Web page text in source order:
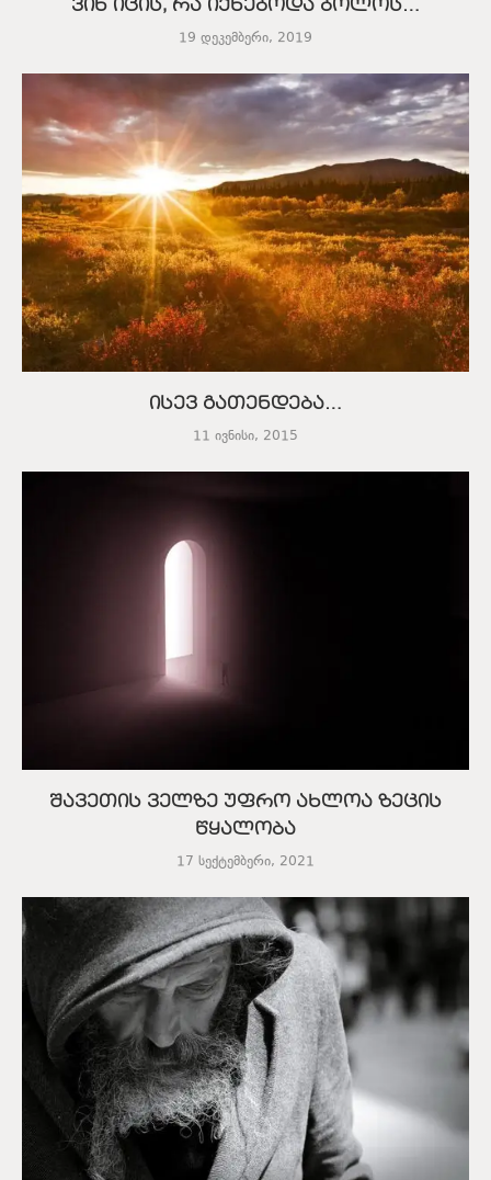
ვინ იცის, რა იქნებოდა ბოლოს…
19 დეკემბერი, 2019
ისევ გათენდება…
11 ივნისი, 2015
შავეთის ველზე უფრო ახლოა ზეცის
წყალობა
17 სექტემბერი, 2021